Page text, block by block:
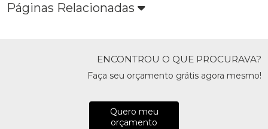
Páginas Relacionadas
ENCONTROU O QUE PROCURAVA?
Faça seu orçamento grátis agora mesmo!
Quero meu
orçamento